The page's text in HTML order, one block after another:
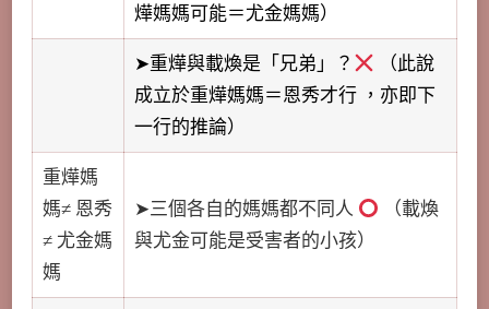
燁媽媽可能＝尤金媽媽）
➤重燁與載煥是「兄弟」？
（此說
成立於重燁媽媽＝恩秀才行 ，亦即下
一行的推論）
重燁媽
媽≠ 恩秀
≠ 尤金媽
媽
➤三個各自的媽媽都不同人
（載煥
與尤金可能是受害者的小孩）